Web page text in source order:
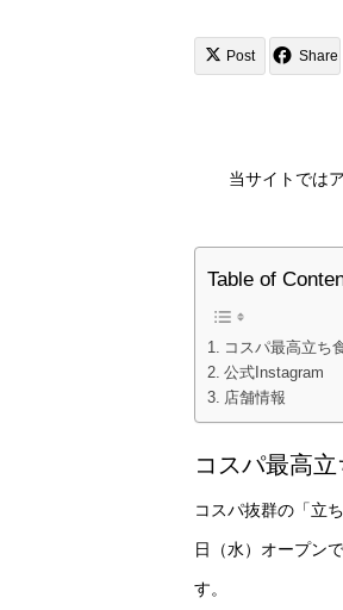
Post Share
当サイトでは
Table of
コスパ最高立ち
公式Instagram
店舗情報
コスパ最高
コスパ抜群の「立
日（水）オープン
す。